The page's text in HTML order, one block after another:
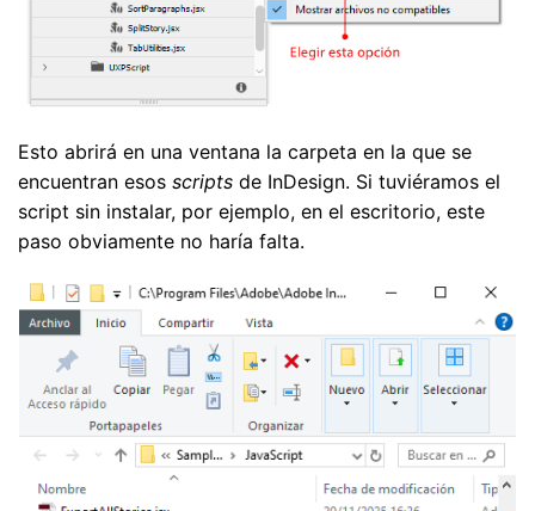
Esto abrirá en una ventana la carpeta en la que se
encuentran esos scripts de InDesign. Si tuviéramos el
script sin instalar, por ejemplo, en el escritorio, este
paso obviamente no haría falta.